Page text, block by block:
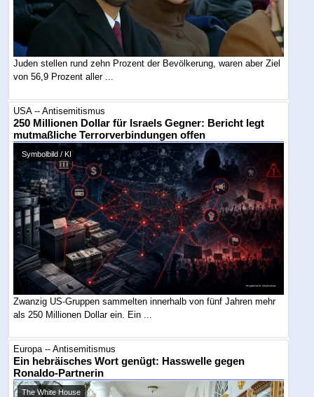
Juden stellen rund zehn Prozent der Bevölkerung, waren aber Ziel
von 56,9 Prozent aller ...
USA -- Antisemitismus
250 Millionen Dollar für Israels Gegner: Bericht legt
mutmaßliche Terrorverbindungen offen
Symbolbild / KI
Zwanzig US-Gruppen sammelten innerhalb von fünf Jahren mehr
als 250 Millionen Dollar ein. Ein ...
Europa -- Antisemitismus
Ein hebräisches Wort genügt: Hasswelle gegen
Ronaldo-Partnerin
The White House